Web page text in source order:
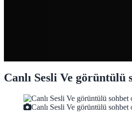
Canlı Sesli Ve görüntülü
Canlı Sesli Ve görüntülü sohbet